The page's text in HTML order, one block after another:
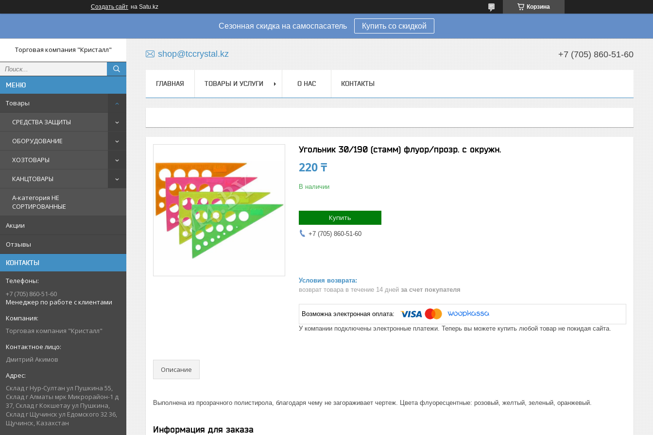
Создать сайт на Satu.kz Корзина
Сезонная скидка на самоспасатель Купить со скидкой
Торговая компания "Кристалл"
Товары
СРЕДСТВА ЗАЩИТЫ
ОБОРУДОВАНИЕ
ХОЗТОВАРЫ
КАНЦТОВАРЫ
A-категория НЕ
СОРТИРОВАННЫЕ
Акции
Отзывы
КОНТАКТЫ
+7 (705) 860-51-60
Менеджер по работе с клиентами
Торговая компания "Кристалл"
Дмитрий Акимов
Склад г Нур-Султан ул Пушкина 55,
Склад г Алматы мрк Микрорайон-1 д
37, Склад г Кокшетау ул Пушкина,
Склад г Щучинск ул Едомского 32 36,
Щучинск, Казахстан
shop@tccrystal.kz +7 (705) 860-51-60
ГЛАВНАЯ ТОВАРЫ И УСЛУГИ О НАС КОНТАКТЫ
Угольник 30/190 (стамм) флуор/прозр. с окружн.
220 ₸
В наличии
Купить
+7 (705) 860-51-60
возврат товара в течение 14 дней за счет покупателя
У компании подключены электронные платежи. Теперь вы можете купить любой товар не покидая сайта.
Описание
Выполнена из прозрачного полистирола, благодаря чему не загораживает чертеж. Цвета флуоресцентные: розовый, желтый, зеленый, оранжевый.
Информация для заказа